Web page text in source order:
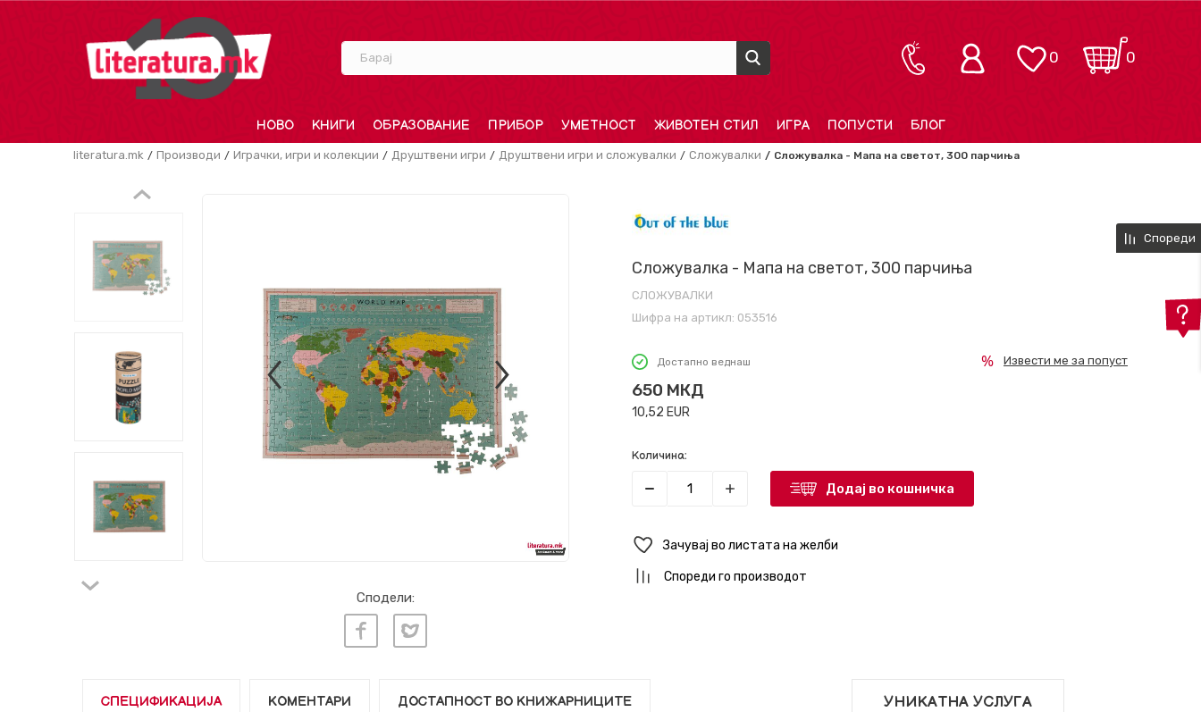
Барај 0
0
НОВО КНИГИ ОБРАЗОВАНИЕ ПРИБОР УМЕТНОСТ ЖИВОТЕН СТИЛ ИГРА ПОПУСТИ БЛОГ
literatura.mk Производи Играчки, игри и колекции Друштвени игри Друштвени игри и сложувалки Сложувалки Сложувалка - Мапа на светот, 300 парчиња
Сподели:
Сложувалка - Мапа на светот, 300 парчиња
СЛОЖУВАЛКИ
Шифра на артикл: 053516
Достапно веднаш
650 МКД
10,52 EUR
Извести ме за попуст
Количина:
Додај во кошничка
Зачувај во листата на желби
Спореди го производот
СПЕЦИФИКАЦИЈА КОМЕНТАРИ ДОСТАПНОСТ ВО КНИЖАРНИЦИТЕ УНИКАТНА УСЛУГА
Спореди